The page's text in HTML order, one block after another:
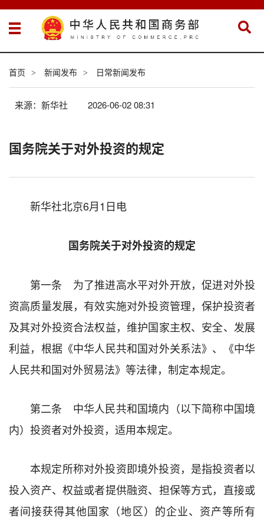
首页 > 新闻发布 > 日常新闻发布
来源：新华社 2026-06-02 08:31
国务院关于对外投资的规定
新华社北京6月1日电
国务院关于对外投资的规定
第一条 为了推进高水平对外开放，促进对外投
资高质量发展，有效实施对外投资管理，保护投资者
及其对外投资合法权益，维护国家主权、安全、发展
利益，根据《中华人民共和国对外关系法》、《中华
人民共和国对外贸易法》等法律，制定本规定。
第二条 中华人民共和国境内（以下简称中国境
内）投资者对外投资，适用本规定。
本规定所称对外投资即境外投资，是指投资者以
投入资产、权益或者提供融资、担保等方式，直接或
者间接获得其他国家（地区）的企业、资产等所有